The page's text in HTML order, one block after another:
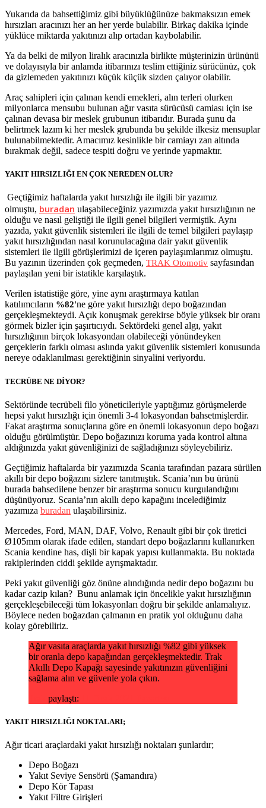
Yukarıda da bahsettiğimiz gibi büyüklüğünüze bakmaksızın emek
hırsızları aracınızı her an her yerde bulabilir. Birkaç dakika içinde
yüklüce miktarda yakıtınızı alıp ortadan kaybolabilir.
Ya da belki de milyon liralık aracınızla birlikte müşterinizin ürününü
ve dolayısıyla bir anlamda itibarınızı teslim ettiğiniz sürücünüz, çok
da gizlemeden yakıtınızı küçük küçük sizden çalıyor olabilir.
Araç sahipleri için çalınan kendi emekleri, alın terleri olurken
milyonlarca mensubu bulunan ağır vasıta sürücüsü camiası için ise
çalınan devasa bir meslek grubunun itibarıdır. Burada şunu da
belirtmek lazım ki her meslek grubunda bu şekilde ilkesiz mensuplar
bulunabilmektedir. Amacımız kesinlikle bir camiayı zan altında
bırakmak değil, sadece tespiti doğru ve yerinde yapmaktır.
YAKIT HIRSIZLIĞI EN ÇOK NEREDEN OLUR?
Geçtiğimiz haftalarda yakıt hırsızlığı ile ilgili bir yazımız
olmuştu, buradan ulaşabileceğiniz yazımızda yakıt hırsızlığının ne
olduğu ve nasıl geliştiği ile ilgili genel bilgileri vermiştik. Aynı
yazıda, yakıt güvenlik sistemleri ile ilgili de temel bilgileri paylaşıp
yakıt hırsızlığından nasıl korunulacağına dair yakıt güvenlik
sistemleri ile ilgili görüşlerimizi de içeren paylaşımlarımız olmuştu.
Bu yazının üzerinden çok geçmeden, TRAK Otomotiv sayfasından
paylaşılan yeni bir istatikle karşılaştık.
Verilen istatistiğe göre, yine aynı araştırmaya katılan
katılımcıların %82′ne göre yakıt hırsızlığı depo boğazından
gerçekleşmekteydi. Açık konuşmak gerekirse böyle yüksek bir oranı
görmek bizler için şaşırtıcıydı. Sektördeki genel algı, yakıt
hırsızlığının birçok lokasyondan olabileceği yönündeyken
gerçeklerin farklı olması aslında yakıt güvenlik sistemleri konusunda
nereye odaklanılması gerektiğinin sinyalini veriyordu.
TECRÜBE NE DİYOR?
Sektöründe tecrübeli filo yöneticileriyle yaptığımız görüşmelerde
hepsi yakıt hırsızlığı için önemli 3-4 lokasyondan bahsetmişlerdir.
Fakat araştırma sonuçlarına göre en önemli lokasyonun depo boğazı
olduğu görülmüştür. Depo boğazınızı koruma yada kontrol altına
aldığınızda yakıt güvenliğinizi de sağladığınızı söyleyebiliriz.
Geçtiğimiz haftalarda bir yazımızda Scania tarafından pazara sürülen
akıllı bir depo boğazını sizlere tanıtmıştık. Scania’nın bu ürünü
burada bahsedilene benzer bir araştırma sonucu kurgulandığını
düşünüyoruz. Scania’nın akıllı depo kapağını incelediğimiz
yazımıza buradan ulaşabilirsiniz.
Mercedes, Ford, MAN, DAF, Volvo, Renault gibi bir çok üretici
Ø105mm olarak ifade edilen, standart depo boğazlarını kullanırken
Scania kendine has, dişli bir kapak yapısı kullanmakta. Bu noktada
rakiplerinden ciddi şekilde ayrışmaktadır.
Peki yakıt güvenliği göz önüne alındığında nedir depo boğazını bu
kadar cazip kılan? Bunu anlamak için öncelikle yakıt hırsızlığının
gerçekleşebileceği tüm lokasyonları doğru bir şekilde anlamalıyız.
Böylece neden boğazdan çalmanın en pratik yol olduğunu daha
kolay görebiliriz.
Ağır vasıta araçlarda yakıt hırsızlığı %82 gibi yüksek
bir oranla depo kapağından gerçekleşmektedir. Trak
Akıllı Depo Kapağı sayesinde yakıtınızın güvenliğini
sağlama alın ve güvenle yola çıkın.
paylaştı:
YAKIT HIRSIZLIĞI NOKTALARI;
Ağır ticari araçlardaki yakıt hırsızlığı noktaları şunlardır;
Depo Boğazı
Yakıt Seviye Sensörü (Şamandıra)
Depo Kör Tapası
Yakıt Filtre Girişleri